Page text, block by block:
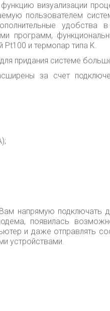
визуализации
пользователем
удобства
программ,
и термопар типа K.
придания системе
за счет
напрямую подключать
появилась
и даже отправлять
устройствами.